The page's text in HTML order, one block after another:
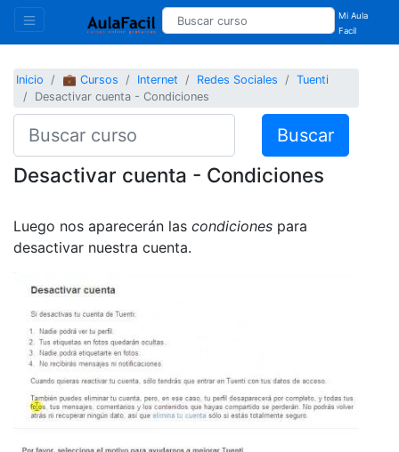
Mi Aula
Facil
Inicio 💼 Cursos Internet Redes Sociales
Tuenti
Desactivar cuenta - Condiciones
Buscar
Desactivar cuenta - Condiciones
Luego nos aparecerán las condiciones para
desactivar nuestra cuenta.